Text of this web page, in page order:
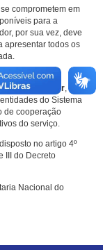
comprometem em
para a
por sua vez, deve
apresentar todos os
da Justiça é a
,
do Sistema
de cooperação
do serviço.
no artigo 4º
III do Decreto
Nacional do